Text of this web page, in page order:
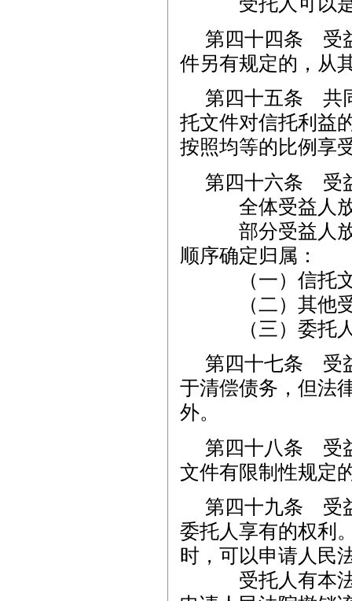
第四十四条 受
件另有规定的，从
第四十五条 共
托文件对信托利益
按照均等的比例享
第四十六条 受
全体受益人放
部分受益人放弃
顺序确定归属：
（一）信托文
（二）其他受
（三）委托人
第四十七条 受
于清偿债务，但法
外。
第四十八条 受
文件有限制性规定
第四十九条 受
委托人享有的权利
时，可以申请人民
受托人有本法第